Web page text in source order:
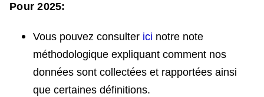
Pour 2025:
Vous pouvez consulter ici notre note
méthodologique expliquant comment nos
données sont collectées et rapportées ainsi
que certaines définitions.